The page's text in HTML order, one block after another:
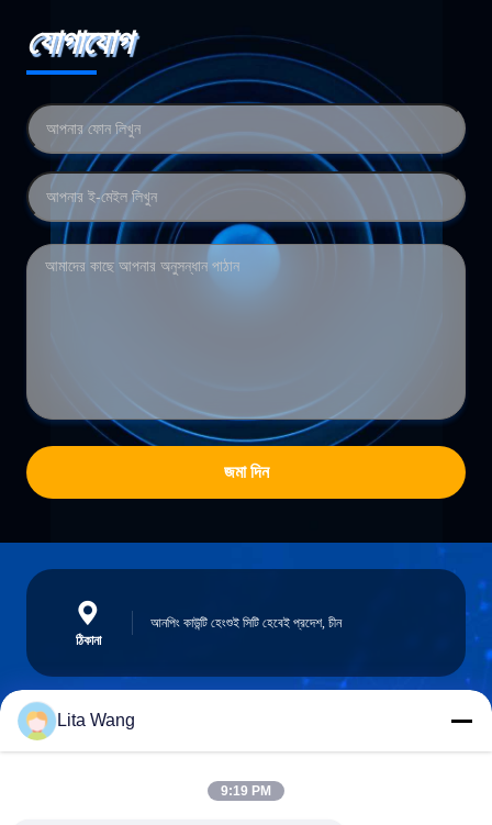
যোগাযোগ
জমা দিন
ঠিকানা
আনপিং কাউন্টি হেংশুই সিটি হেবেই প্রদেশ, চীন
lita@screenmeshnet.com
Lita Wang
9:19 PM